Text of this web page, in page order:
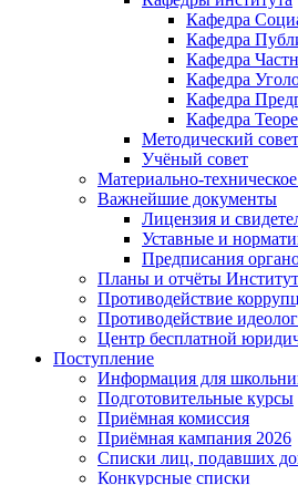
Кафедра
Кафедра
Кафедра
Кафедра
Кафедра
Кафедра
Методический совет
Учёный совет
Материально-
Важнейшие документы
Лицензия и
Уставные и
Предписания
Планы и отчёты
Противодействие
Противодействие
Центр бесплатной
Поступление
Информация для
Подготовительные курсы
Приёмная комиссия
Приёмная кампания 2026
Списки лиц, подавших
Конкурсные списки